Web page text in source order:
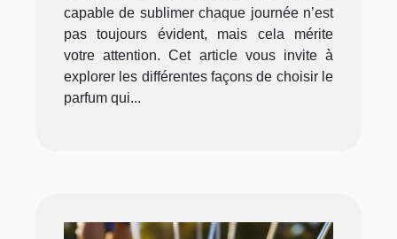
capable de sublimer chaque journée n’est
pas toujours évident, mais cela mérite
votre attention. Cet article vous invite à
explorer les différentes façons de choisir le
parfum qui...